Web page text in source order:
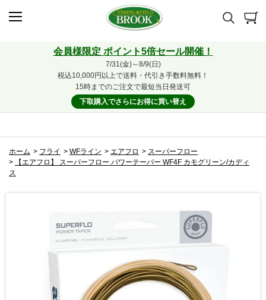
会員様限定 ポイント5倍セール開催！
7/31(金)～8/9(日)
税込10,000円以上で送料・代引き手数料無料！
15時までのご注文で最短当日発送可
下取購入でさらにお得に買い替え
ホーム > フライ > WFライン > エアフロ > スーパーフロー
>
【エアフロ】 スーパーフロー パワーテーパー WF4F カモグリーン/カディ
ス